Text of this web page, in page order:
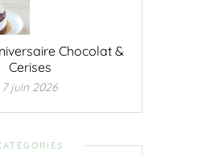
Chocolat &
Cerises
7 juin 2026